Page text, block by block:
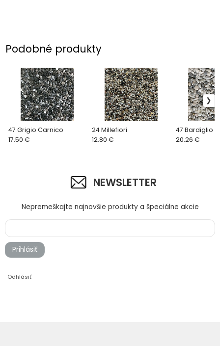
Podobné produkty
47 Grigio Carnico
17.50 €
24 Millefiori
12.80 €
47 Bardiglio
20.26 €
NEWSLETTER
Nepremeškajte najnovšie produkty a špeciálne akcie
Prihlásiť
Odhlásiť